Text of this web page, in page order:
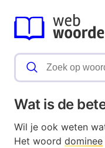
Wat is de
Wil je ook weten
Het woord dominee